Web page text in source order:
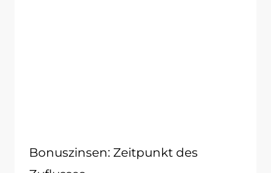
Bonuszinsen: Zeitpunkt des